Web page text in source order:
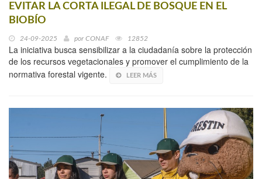
EVITAR LA CORTA ILEGAL DE BOSQUE EN EL
BIOBÍO
24-09-2025 por CONAF 12852
La iniciativa busca sensibilizar a la ciudadanía sobre la protección
de los recursos vegetacionales y promover el cumplimiento de la
normativa forestal vigente.
LEER MÁS